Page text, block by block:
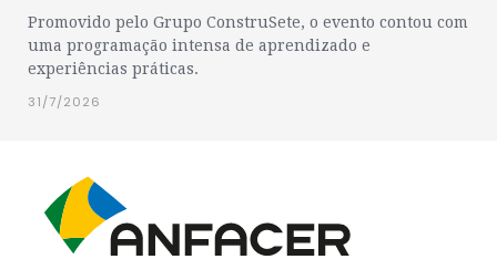
Promovido pelo Grupo ConstruSete, o evento contou com
uma programação intensa de aprendizado e
experiências práticas.
31/7/2026